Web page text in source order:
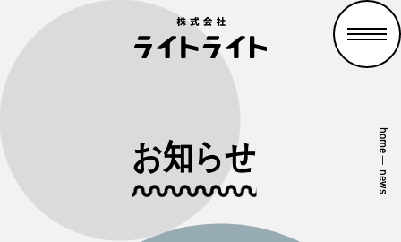
お知らせ home
—
news